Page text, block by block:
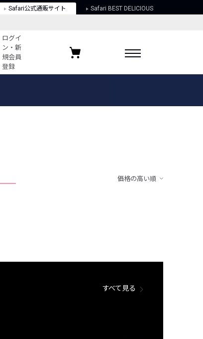
Safari公式通販サイト Safari BEST DELICIOUS
ログイ
ン・新
規会員
登録
お気に入りブランド
価格の高い順
すべて見る